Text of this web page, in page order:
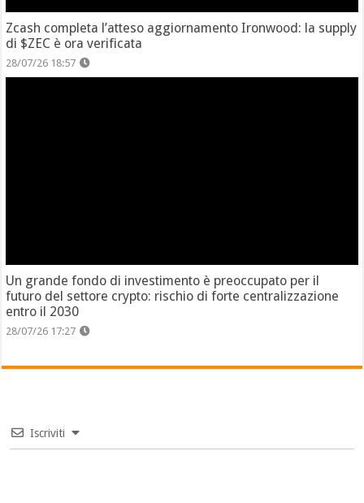
Zcash completa l’atteso aggiornamento Ironwood: la supply
di $ZEC è ora verificata
28/07/26 18:57
Un grande fondo di investimento è preoccupato per il
futuro del settore crypto: rischio di forte centralizzazione
entro il 2030
28/07/26 17:27
Iscriviti